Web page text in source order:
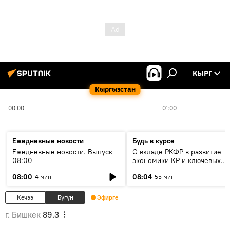
Кыргызстан
КЫРГ
00:00 01:00
Ежедневные новости
Ежедневные новости. Выпуск
08:00
08:00 4 мин
Будь в курсе
О вкладе РКФР в развитие
экономики КР и ключевых
08:04 55 мин
Кечээ Бүгүн Эфирге
г. Бишкек 89.3